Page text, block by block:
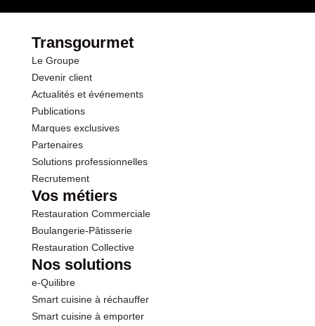
Transgourmet
Le Groupe
Devenir client
Actualités et événements
Publications
Marques exclusives
Partenaires
Solutions professionnelles
Recrutement
Vos métiers
Restauration Commerciale
Boulangerie-Pâtisserie
Restauration Collective
Nos solutions
e-Quilibre
Smart cuisine à réchauffer
Smart cuisine à emporter